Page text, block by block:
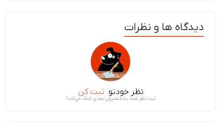
دیدگاه ها و نظرات
نظر خودتو ثبت کن
ثبت نظر شما، به مشتریان بعدی کمک می‌کند!